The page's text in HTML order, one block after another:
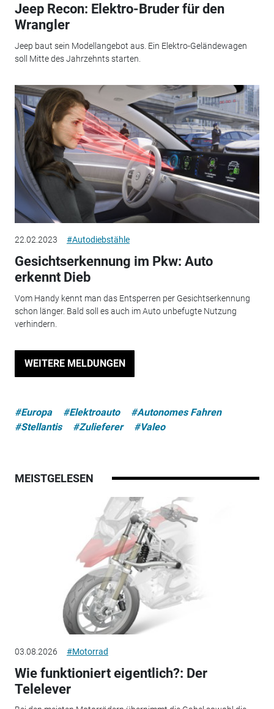
Jeep Recon: Elektro-Bruder für den
Wrangler
Jeep baut sein Modellangebot aus. Ein Elektro-Geländewagen
soll Mitte des Jahrzehnts starten.
22.02.2023 #Autodiebstähle
Gesichtserkennung im Pkw: Auto
erkennt Dieb
Vom Handy kennt man das Entsperren per Gesichtserkennung
schon länger. Bald soll es auch im Auto unbefugte Nutzung
verhindern.
WEITERE MELDUNGEN
#Europa #Elektroauto
#Autonomes Fahren
#Stellantis
#Zulieferer #Valeo
MEISTGELESEN
03.08.2026 #Motorrad
Wie funktioniert eigentlich?: Der
Telelever